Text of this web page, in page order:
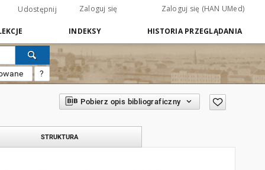
Udostępnij Zaloguj się Zaloguj się (HAN UMed)
INDEKSY HISTORIA PRZEGLĄDANIA
?
Pobierz opis bibliograficzny
STRUKTURA